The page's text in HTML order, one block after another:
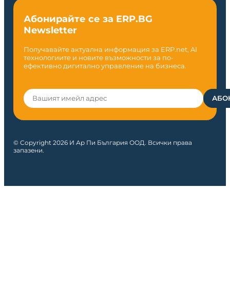
Абонирайте се за ERP.BG
Newsletter
Получавайте актуална информация за ERP.net, AI
технологиите и новите възможности за по-
ефективно дигитално управление на бизнеса.
© Copyright 2026 И Ар Пи България ООД. Всички права
запазени.